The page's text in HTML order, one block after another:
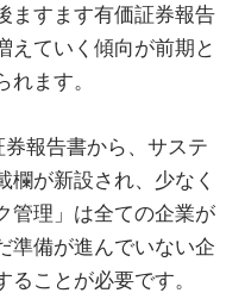
ますます有価証券報告
えていく傾向が前期と
ます。
報告書から、サステ
欄が新設され、少なく
管理」は全ての企業が
準備が進んでいない企
ことが必要です。